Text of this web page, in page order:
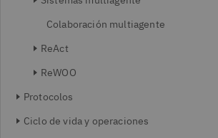
Colaboración multiagente
ReAct
ReWOO
Protocolos
Ciclo de vida y operaciones